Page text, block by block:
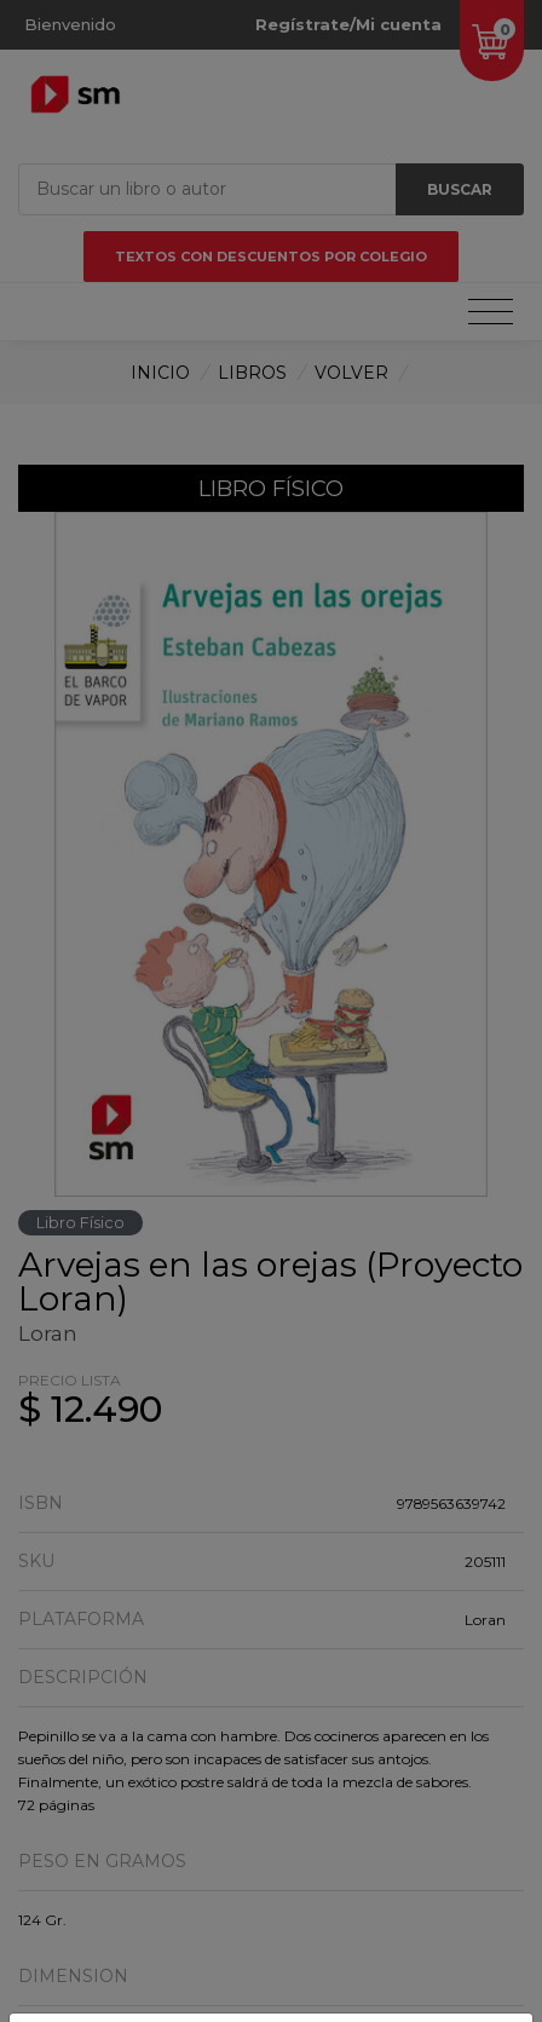
Bienvenido 0
Regístrate/Mi cuenta
BUSCAR
TEXTOS CON DESCUENTOS POR COLEGIO
INICIO LIBROS VOLVER
LIBRO FÍSICO
Libro Físico
Arvejas en las orejas (Proyecto
Loran)
Loran
PRECIO LISTA
$ 12.490
ISBN 9789563639742
SKU 205111
PLATAFORMA Loran
DESCRIPCIÓN
Pepinillo se va a la cama con hambre. Dos cocineros aparecen en los
sueños del niño, pero son incapaces de satisfacer sus antojos.
Finalmente, un exótico postre saldrá de toda la mezcla de sabores.
72 páginas
PESO EN GRAMOS
124 Gr.
DIMENSION